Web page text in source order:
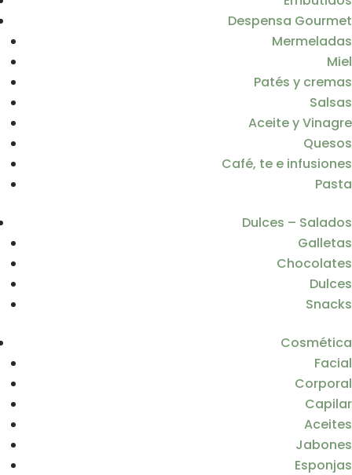
Despensa Gourmet
Mermeladas
Miel
Patés y cremas
Salsas
Aceite y Vinagre
Quesos
Café, te e infusiones
Pasta
Dulces – Salados
Galletas
Chocolates
Dulces
Snacks
Cosmética
Facial
Corporal
Capilar
Aceites
Jabones
Esponjas